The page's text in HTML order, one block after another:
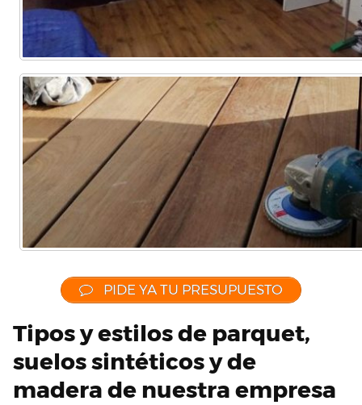
PIDE YA TU PRESUPUESTO
Tipos y estilos de parquet,
suelos sintéticos y de
madera de nuestra empresa